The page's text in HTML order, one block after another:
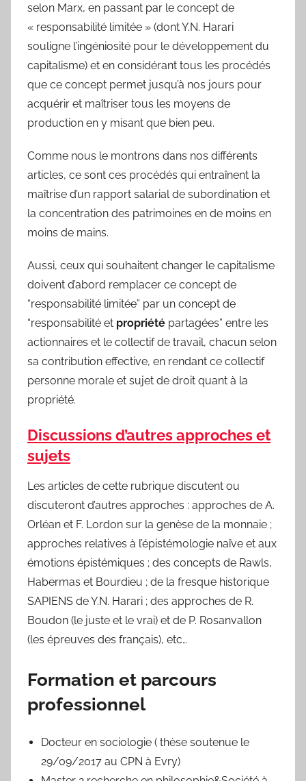
selon Marx, en passant par le concept de
« responsabilité limitée » (dont Y.N. Harari
souligne l’ingéniosité pour le développement du
capitalisme) et en considérant tous les procédés
que ce concept permet jusqu’à nos jours pour
acquérir et maîtriser tous les moyens de
production en y misant que bien peu.
Comme nous le montrons dans nos différents
articles, ce sont ces procédés qui entraînent la
maîtrise d’un rapport salarial de subordination et
la concentration des patrimoines en de moins en
moins de mains.
Aussi, ceux qui souhaitent changer le capitalisme
doivent d’abord remplacer ce concept de
“responsabilité limitée” par un concept de
“responsabilité et propriété partagées” entre les
actionnaires et le collectif de travail, chacun selon
sa contribution effective, en rendant ce collectif
personne morale et sujet de droit quant à la
propriété.
Discussions d’autres approches et
sujets
Les articles de cette rubrique discutent ou
discuteront d’autres approches : approches de A.
Orléan et F. Lordon sur la genèse de la monnaie ;
approches relatives à l’épistémologie naïve et aux
émotions épistémiques ; des concepts de Rawls,
Habermas et Bourdieu ; de la fresque historique
SAPIENS de Y.N. Harari ; des approches de R.
Boudon (le juste et le vrai) et de P. Rosanvallon
(les épreuves des français), etc…
Formation et parcours
professionnel
Docteur en sociologie ( thèse soutenue le
29/09/2017 au CPN à Evry)